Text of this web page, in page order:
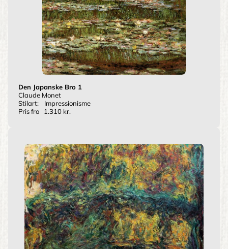
Den Japanske Bro 1
Claude Monet
Stilart:
Impressionisme
Pris fra
1.310 kr.